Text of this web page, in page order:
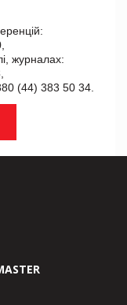
журналах:
(44) 383 50 34.